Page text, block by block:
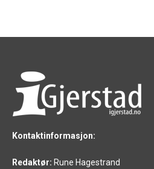
Kontaktinformasjon:
Redaktør: Rune Hagestrand